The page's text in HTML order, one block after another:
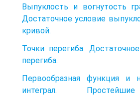
Выпуклость и вогнутость
Достаточное условие
кривой.
Точки перегиба.
перегиба.
Первообразная функция и
интеграл.